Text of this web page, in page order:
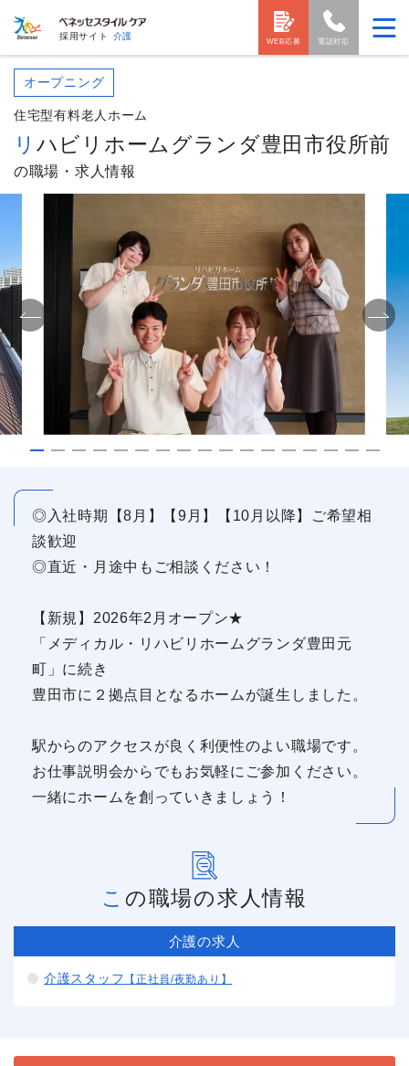
採用サイト 介護
電話対応
WEB応募
オープニング
住宅型有料老人ホーム
リハビリホームグランダ豊田市役所前
の職場・求人情報
◎入社時期【8月】【9月】【10月以降】ご希望相
談歓迎
◎直近・月途中もご相談ください！
【新規】2026年2月オープン★
「メディカル・リハビリホームグランダ豊田元
町」に続き
豊田市に２拠点目となるホームが誕生しました。
駅からのアクセスが良く利便性のよい職場です。
お仕事説明会からでもお気軽にご参加ください。
一緒にホームを創っていきましょう！
この職場の求人情報
介護の求人
介護スタッフ 【正社員/夜勤あり】